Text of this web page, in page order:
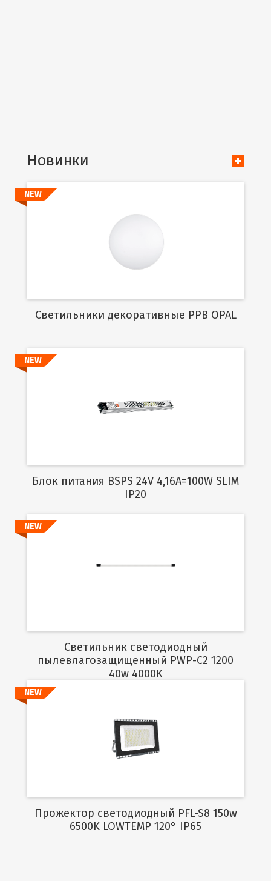
Новинки
NEW
Cветильники декоративные PPB OPAL
Подробнее
NEW
Блок питания BSPS 24V 4,16A=100W SLIM
IP20
NEW
Светильник светодиодный
пылевлагозащищенный PWP-C2 1200
40w 4000K
Подробнее
NEW
Прожектор светодиодный PFL-S8 150w
6500K LOWTEMP 120° IP65